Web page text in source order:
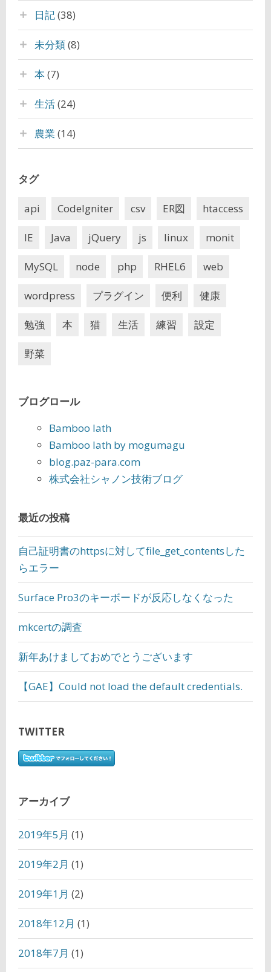
日記(38)
未分類(8)
本 (7)
生活(24)
農業 (14)
タグ
api CodeIgniter csv ER図 htaccess
IE Java jQuery js linux monit
MySQL node php RHEL6 web
wordpress プラグイン 便利 健康
勉強 本 猫 生活 練習 設定
野菜
ブログロール
Bamboo lath
Bamboo lath by mogumagu
blog.paz-para.com
株式会社シャノン技術ブログ
最近の投稿
自己証明書のhttpsに対してfile_get_contentsした
らエラー
Surface Pro3のキーボードが反応しなくなった
mkcertの調査
新年あけましておめでとうございます
【GAE】Could not load the default credentials.
TWITTER
アーカイブ
2019年5月 (1)
2019年2月 (1)
2019年1月 (2)
2018年12月 (1)
2018年7月 (1)